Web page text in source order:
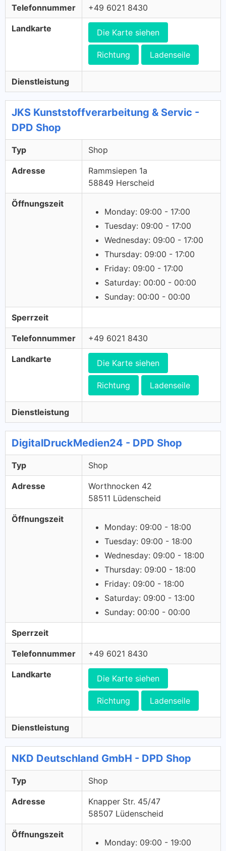
Telefonnummer +49 6021 8430
Landkarte Die Karte siehen
Richtung Ladenseile
Dienstleistung
JKS Kunststoffverarbeitung & Servic -
DPD Shop
Typ Shop
Adresse
Rammsiepen 1a
58849 Herscheid
Öffnungszeit
Monday: 09:00 - 17:00
Tuesday: 09:00 - 17:00
Wednesday: 09:00 - 17:00
Thursday: 09:00 - 17:00
Friday: 09:00 - 17:00
Saturday: 00:00 - 00:00
Sunday: 00:00 - 00:00
Sperrzeit
Telefonnummer +49 6021 8430
Landkarte Die Karte siehen
Richtung Ladenseile
Dienstleistung
DigitalDruckMedien24 - DPD Shop
Typ Shop
Adresse
Worthnocken 42
58511 Lüdenscheid
Öffnungszeit
Monday: 09:00 - 18:00
Tuesday: 09:00 - 18:00
Wednesday: 09:00 - 18:00
Thursday: 09:00 - 18:00
Friday: 09:00 - 18:00
Saturday: 09:00 - 13:00
Sunday: 00:00 - 00:00
Sperrzeit
Telefonnummer +49 6021 8430
Landkarte Die Karte siehen
Richtung Ladenseile
Dienstleistung
NKD Deutschland GmbH - DPD Shop
Typ Shop
Adresse
Knapper Str. 45/47
58507 Lüdenscheid
Öffnungszeit
Monday: 09:00 - 19:00